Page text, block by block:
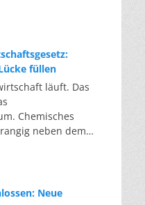
schneller. Die
bestätigt dieses
nie zuvor wurden
gingen netto
Der Bestand
Das gesetzliche
zum Jahresende ist
Schlange baureifer
füllen
läuft. Das
Chemisches
neben dem
(KrWG)
Neue